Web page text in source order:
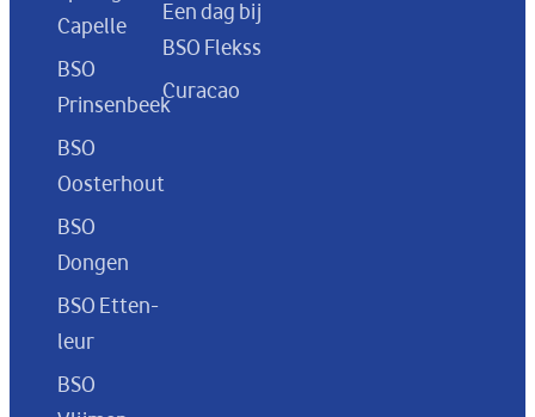
Capelle
BSO
Prinsenbeek
BSO
Oosterhout
BSO
Dongen
BSO Etten-
leur
BSO
Een dag bij
BSO Flekss
Curacao